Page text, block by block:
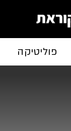
פוליטיקה